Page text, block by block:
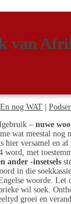
van
En nog WAT |
–nuwe
wat meestal nog
hier versamel en
word, met
ander -insetsels
in die
woorde. Let
wil soek.
groei en